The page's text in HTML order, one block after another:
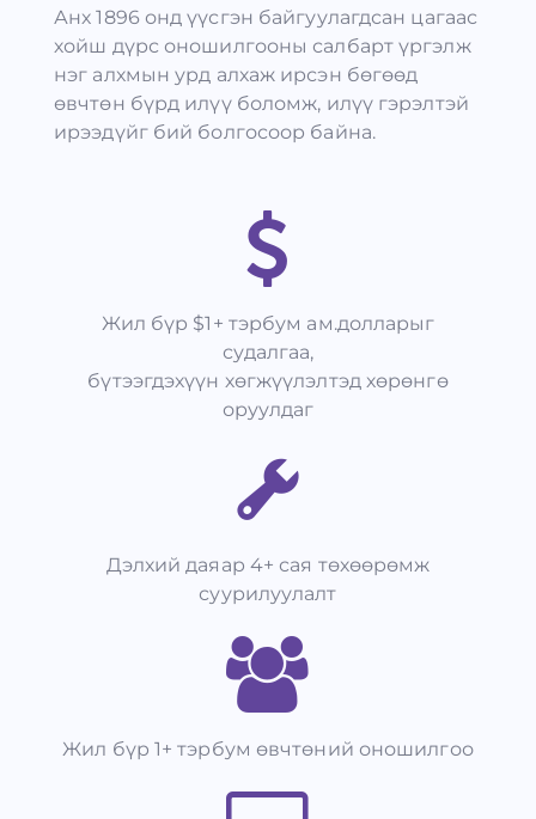
Анх 1896 онд үүсгэн байгуулагдсан цагаас
хойш дүрс оношилгооны салбарт үргэлж
нэг алхмын урд алхаж ирсэн бөгөөд
өвчтөн бүрд илүү боломж, илүү гэрэлтэй
ирээдүйг бий болгосоор байна.
Жил бүр $1+ тэрбум ам.долларыг
судалгаа,
бүтээгдэхүүн хөгжүүлэлтэд хөрөнгө
оруулдаг
Дэлхий даяар 4+ сая төхөөрөмж
суурилуулалт
Жил бүр 1+ тэрбум өвчтөний оношилгоо